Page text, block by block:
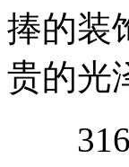
捧的装
贵的光